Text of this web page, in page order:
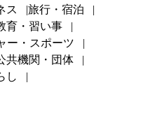
ス
旅行・宿泊
育・習い事
ー・スポーツ
共機関・団体
し